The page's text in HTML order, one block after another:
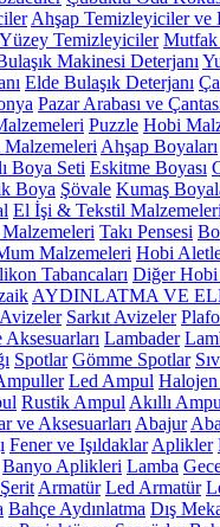
Ahşap Temizleyiciler ve
Temizleyiciler
Makinesi Deterjanı
Elde Bulaşık Deterjanı
Pazar Arabası ve
Puzzle Hobi
Ahşap Boyaları
Boya Seti Eskitme Boyası
Boya Şövale Kumaş
El İşi & Tekstil Malzemeleri
Malzemeleri Takı Pensesi
Malzemeleri Hobi
Tabancaları Diğer
AYDINLATMA VE
Avizeler Sarkıt Avizeler
Lambader
Spotlar Gömme Spotlar
Led Ampul
Rustik Ampul Akıllı
ve Aksesuarları Abajur
Fener ve Işıldaklar Aplikler
Banyo Aplikleri Lamba
Armatür Led Armatür
Bahçe Aydınlatma Dış